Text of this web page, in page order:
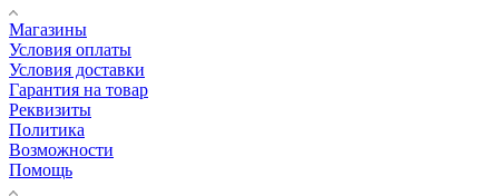
Магазины
Условия оплаты
Условия доставки
Гарантия на товар
Реквизиты
Политика
Возможности
Помощь